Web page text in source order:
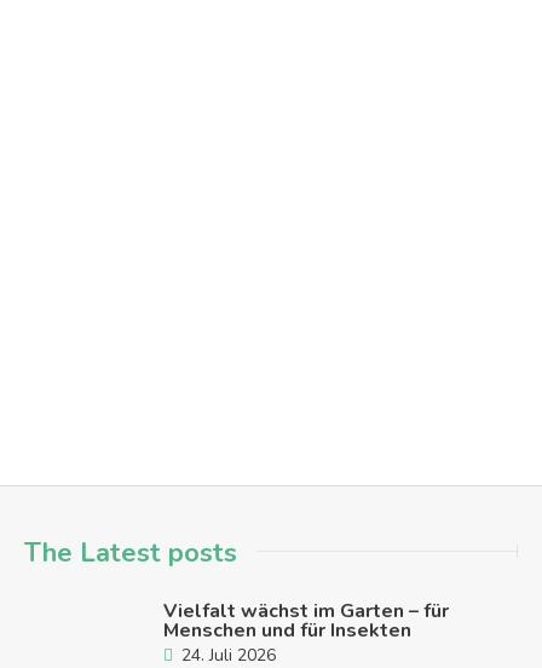
The Latest posts
Vielfalt wächst im Garten – für
Menschen und für Insekten
24. Juli 2026